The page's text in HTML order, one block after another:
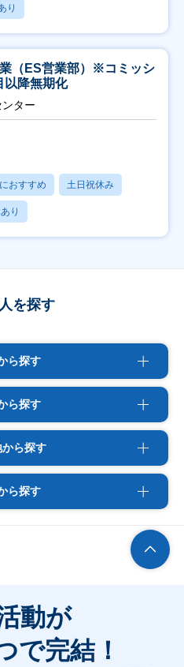
り
（ES営業部）※コミッシ
以降無期化
ター
おすすめ 土日祝休み
り
を探す
ら探す
ら探す
ら探す
ら探す
動が
で完結！